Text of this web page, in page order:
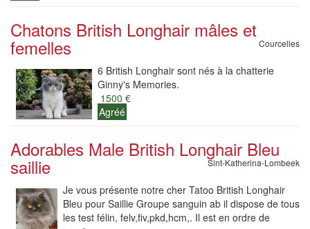
Chatons British Longhair mâles et
femelles Courcelles
6 British Longhair sont nés à la chatterie
Ginny's Memories.
1500 €
Agréé
Adorables Male British Longhair Bleu
saillie Sint-Katherina-Lombeek
Je vous présente notre cher Tatoo British Longhair
Bleu pour Saillie Groupe sanguin ab il dispose de tous
les test félin, felv,fiv,pkd,hcm,. Il est en ordre de